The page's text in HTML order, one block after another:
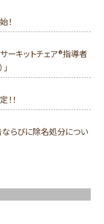
！
ーキットチェア®指導者
！
ならびに除名処分につい